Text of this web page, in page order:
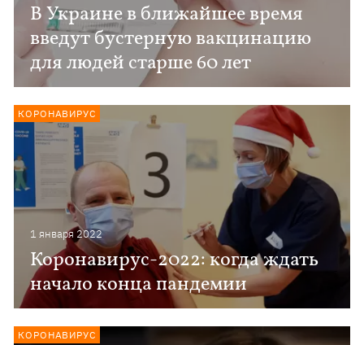
В Украине в ближайшее время
введут бустерную вакцинацию
для людей старше 60 лет
1 января 2022
Коронавирус-2022: когда ждать
начало конца пандемии
КОРОНАВИРУС
КОРОНАВИРУС